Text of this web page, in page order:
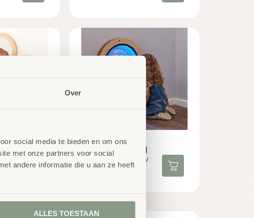
Over
social media te bieden en om ons
met onze partners voor social
andere informatie die u aan ze heeft
ALLES TOESTAAN
Infinity Spiegel
€ 232,95 excl. BTW